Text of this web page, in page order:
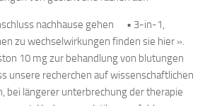
nachhause gehen • 3-in-1,
zu wechselwirkungen finden sie hier ».
10 mg zur behandlung von blutungen
unsere recherchen auf wissenschaftlichen
bei längerer unterbrechung der therapie